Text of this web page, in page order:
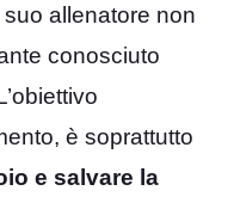
allenatore non
conosciuto
è soprattutto
e salvare la